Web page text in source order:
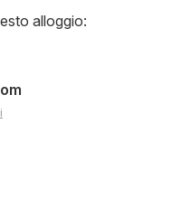
alloggio: